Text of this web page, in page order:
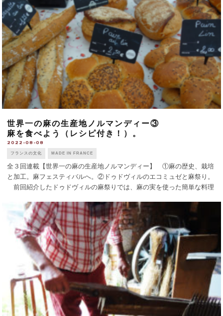
世界一の麻の生産地ノルマンディー③
麻を食べよう（レシピ付き！）。
2022-08-08
フランスの文化 MADE IN FRANCE
全３回連載【世界一の麻の生産地ノルマンディー】 ①麻の歴史、栽培
と加工。麻フェスティバルへ。②ドゥドヴィルのエコミュゼと麻祭り。
前回紹介したドゥドヴィルの麻祭りでは、麻の実を使った簡単な料理
ジ、麻の実入りのビールが [...]